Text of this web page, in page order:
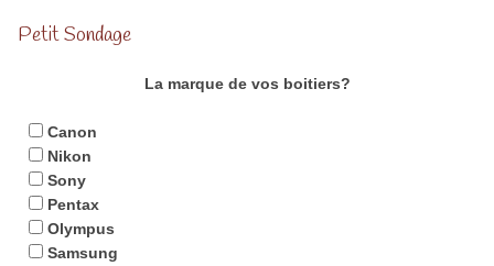
Petit Sondage
La marque de vos boitiers?
Canon
Nikon
Sony
Pentax
Olympus
Samsung